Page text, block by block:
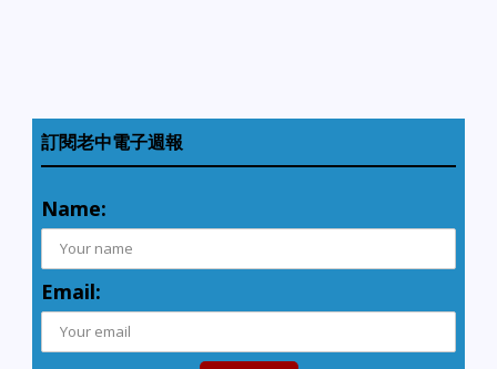
訂閱老中電子週報
Name:
Email: